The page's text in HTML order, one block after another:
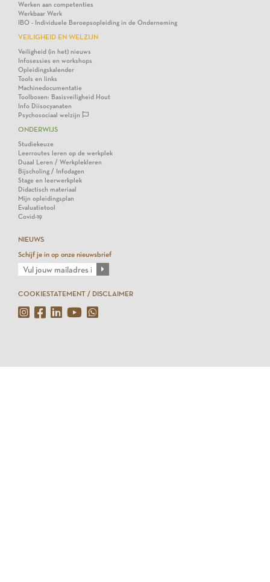
Werken aan competenties
Werkbaar Werk
IBO - Individuele Beroepsopleiding in de Onderneming
VEILIGHEID EN WELZIJN
Veiligheid (in het) nieuws
Infosessies en workshops
Opleidingskalender
Tools en links
Machinedocumentatie
Toolboxen: Basisveiligheid Hout
Info Diisocyanaten
Psychosociaal welzijn
ONDERWIJS
Studiekeuze
Leerroutes leren op de werkplek
Duaal Leren / Werkplekleren
Bijscholing / Infodagen
Stage en leerwerkplek
Didactisch materiaal
Mijn opleidingsplan
Evaluatietool
Covid-19
NIEUWS
Schijf je in op onze nieuwsbrief
COOKIESTATEMENT / DISCLAIMER